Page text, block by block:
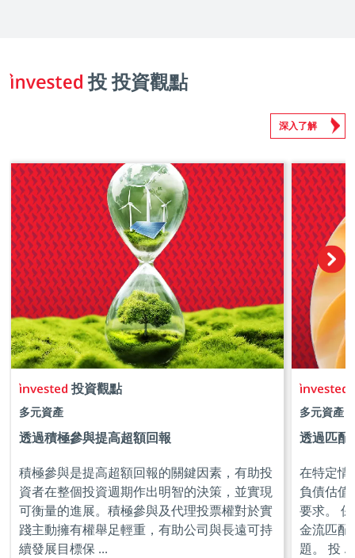
投 投資觀點
深入了解
投資觀點
多元資產
透過積極參與提高超額回報
積極參與是提高超額回報的關鍵因素，有助投
資者在整個投資週期作出明智的決策，並實現
可衡量的進展。積極參與及代理投票權對於實
踐主動擁有權舉足輕重，有助公司與長遠可持
續發展目標保 ...
多元資產
透過匹配
在特定情
負債估值
要求。
金流匹配
題。 投 ...